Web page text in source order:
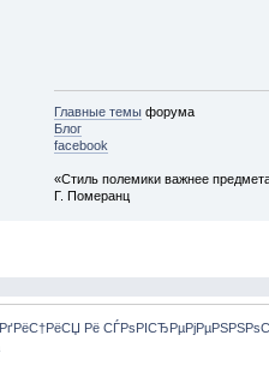
Главные темыфорума
Блог
facebook
«Стиль полемики важнее
Г. Померанц
Рё